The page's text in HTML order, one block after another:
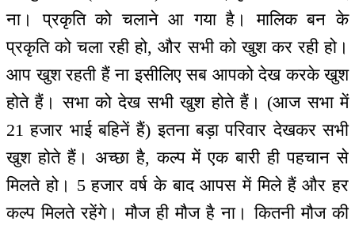
ना। प्रकृति को चलाने आ गया है। मालिक बन के
प्रकृति को चला रही हो, और सभी को खुश कर रही हो।
आप खुश रहती हैं ना इसीलिए सब आपको देख करके खुश
होते हैं। सभा को देख सभी खुश होते हैं। (आज सभा में
21 हजार भाई बहिनें हैं) इतना बड़ा परिवार देखकर सभी
खुश होते हैं। अच्छा है, कल्प में एक बारी ही पहचान से
मिलते हो। 5 हजार वर्ष के बाद आपस में मिले हैं और हर
कल्प मिलते रहेंगे। मौज ही मौज है ना। कितनी मौज की